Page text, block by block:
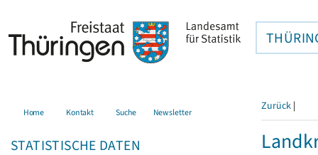
Home Kontakt Suche Newsletter
STATISTISCHE DATEN
Zurück |